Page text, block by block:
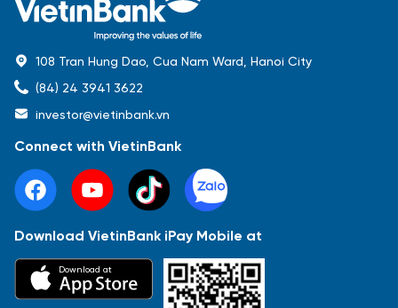
Báo cáo tài chính Thông tin giao dịch
108 Tran Hung Dao, Cua Nam Ward, Hanoi City
(84) 24 3941 3622
investor@vietinbank.vn
Connect with VietinBank
Download VietinBank iPay Mobile at
Download at